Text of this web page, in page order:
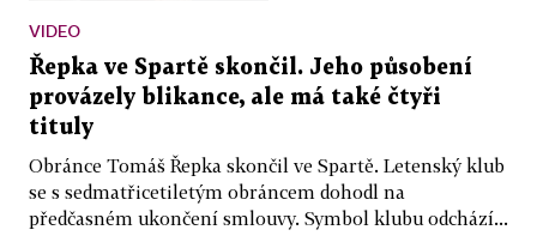
VIDEO
Řepka ve Spartě skončil. Jeho působení
provázely blikance, ale má také čtyři
tituly
Obránce Tomáš Řepka skončil ve Spartě. Letenský klub
se s sedmatřicetiletým obráncem dohodl na
předčasném ukončení smlouvy. Symbol klubu odchází...